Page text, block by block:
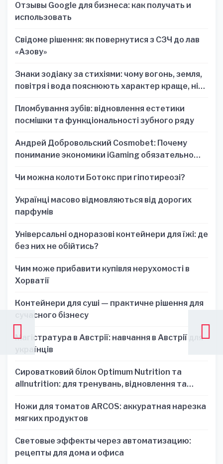
Отзывы Google для бизнеса: как получать и
использовать
Свідоме рішення: як повернутися з СЗЧ до лав
«Азову»
Знаки зодіаку за стихіями: чому вогонь, земля,
повітря і вода пояснюють характер краще, ніж
Пломбування зубів: відновлення естетики
посмішки та функціональності зубного ряду
Андрей Добровольский Cosmobet: Почему
понимание экономики iGaming обязательно
Чи можна колоти Ботокс при гіпотиреозі?
Українці масово відмовляються від дорогих
парфумів
Універсальні одноразові контейнери для їжі: де
без них не обійтись?
Чим може прибавити купівля нерухомості в
Хорватії
Контейнери для суші — практичне рішення для
сучасного бізнесу
Магістратура в Австрії: навчання в Австрії для
українців
Сироватковий білок Optimum Nutrition та
allnutrition: для тренувань, відновлення та
Ножи для томатов ARCOS: аккуратная нарезка
мягких продуктов
Световые эффекты через автоматизацию:
рецепты для дома и офиса